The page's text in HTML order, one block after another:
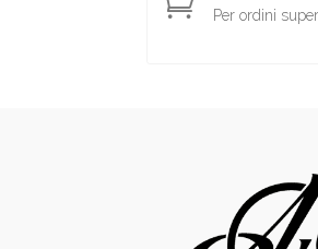
Per ordini